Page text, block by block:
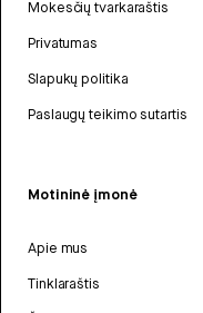
Mokesčių tvarkaraštis
Privatumas
Slapukų politika
Paslaugų teikimo sutartis
Motininė įmonė
Apie mus
Tinklaraštis